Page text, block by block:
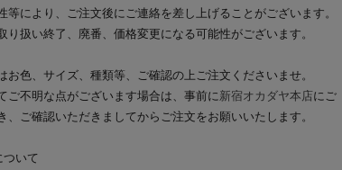
等により、ご注文後にご連絡を差し上げることがございます。
り扱い終了、廃番、価格変更になる可能性がございます。
お色、サイズ、種類等、ご確認の上ご注文くださいませ。
ご不明な点がございます場合は、事前に 新宿オカダヤ本店にご
、ご確認いただきましてからご注文をお願いいたします。
ついて